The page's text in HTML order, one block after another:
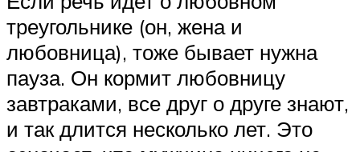
треугольнике (он, жена и
любовница), тоже бывает нужна
пауза. Он кормит любовницу
завтраками, все друг о друге знают,
и так длится несколько лет. Это